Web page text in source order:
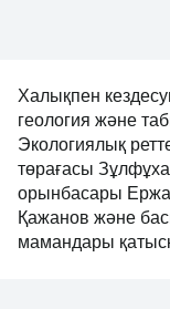
Халықпен
геология және
Экологиялық
төрағасы
орынбасары
Қажанов және
мамандары